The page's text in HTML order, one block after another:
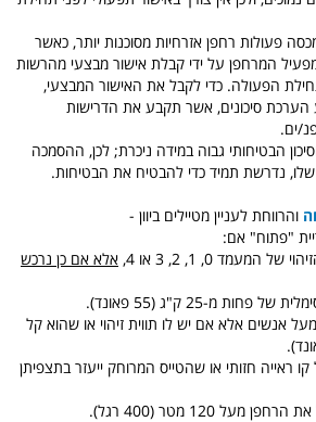
פעולות רחפן אזרחיות מסוכנות יותר, כאשר
המרחפן על ידי קבלת אישור מבצעי מהרשות
הפעולה. כדי לקבל את האישור המבצעי,
סיכונים, אשר תקבע את הדרישות
ים.
הבטיחותי גבוה במידה ניכרת; לכן, ההסמכה
נדרשת תמיד כדי להבטיח את הבטיחות.
והרווחת לעניין מטיילים ביוון -
"פתוח" אם:
המעמד 0, 1, 2, 3 או 4,
אלא אם כן נרכש
מ-25 ק"ג (55 פאונד).
אנשים אלא אם יש לו תווית זיהוי או שהוא קל
ראייה חזותי או שהטייס המרוחק ייעזר בתצפיתן
120 מטר (400 רגל).